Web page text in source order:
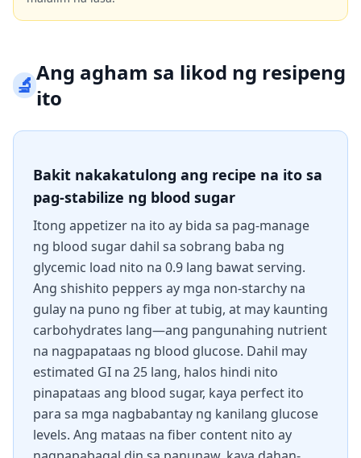
🔬Ang agham sa likod ng resipeng
ito
Bakit nakakatulong ang recipe na ito sa
pag-stabilize ng blood sugar
Itong appetizer na ito ay bida sa pag-manage
ng blood sugar dahil sa sobrang baba ng
glycemic load nito na 0.9 lang bawat serving.
Ang shishito peppers ay mga non-starchy na
gulay na puno ng fiber at tubig, at may kaunting
carbohydrates lang—ang pangunahing nutrient
na nagpapataas ng blood glucose. Dahil may
estimated GI na 25 lang, halos hindi nito
pinapataas ang blood sugar, kaya perfect ito
para sa mga nagbabantay ng kanilang glucose
levels. Ang mataas na fiber content nito ay